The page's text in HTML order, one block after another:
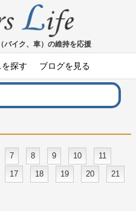
バイク、車）の維持を応援
探す ブログを見る
7 8 9 10
11
17 18 19 20
21